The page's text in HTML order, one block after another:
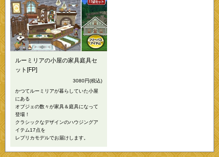
ルーミリアの小屋の家具庭具セ
ット[FP]
3080円(税込)
かつてルーミリアが暮らしていた小屋
にある
オブジェの数々が家具＆庭具になって
登場！
クラシックなデザインのハウジングア
イテム17点を
レプリカモデルでお届けします。